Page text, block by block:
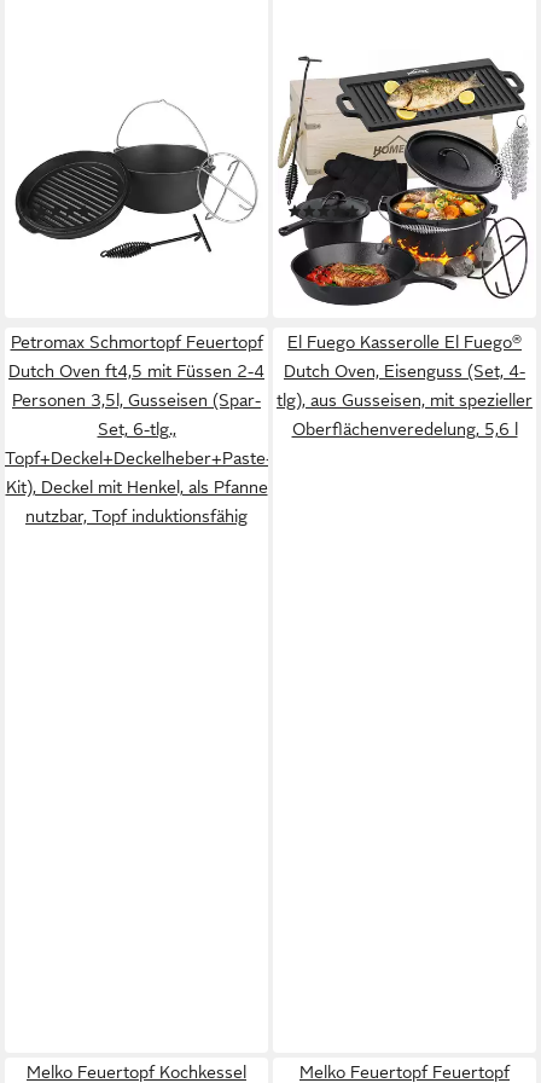
Feuertopf Dutch Oven
Gusseisen Kochtopf
Feuertopf Gusstopf
Feuerkessel, Gusseisen
(Stück, inkl. Deckelheber),
robust
(3)
ab 45,80 € 89,90 €
HOMELUX
Topf-Set 10/12-tlg. Dutch
Oven Set in Holzkiste
Kochtopf Grillplatte Stieltopf,
Gusseisen (Set, 10-tlg.,
Handschuhe, Stapelrost,
Ringreiniger, Deckelheber),
Gusseisen, vorgebacken,
Hitzebeständig bis 280 °C
(1)
ab 85,49 € UVP149,99 €
-43%
lieferbar - in 4-5 Werktagen bei dir
Petromax Schmortopf Feuertopf
Dutch Oven ft4,5 mit Füssen 2-4
Personen 3,5l, Gusseisen (Spar-
Set, 6-tlg.,
Topf+Deckel+Deckelheber+Paste+Schaber+Feuer-
Kit), Deckel mit Henkel, als Pfanne
nutzbar, Topf induktionsfähig
El Fuego Kasserolle El Fuego®
Dutch Oven, Eisenguss (Set, 4-
tlg), aus Gusseisen, mit spezieller
Oberflächenveredelung, 5,6 l
Melko Feuertopf Kochkessel Melko Feuertopf Feuertopf